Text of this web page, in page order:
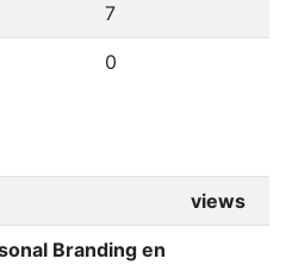
7
0
views
Branding en